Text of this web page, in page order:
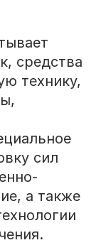
средства
технику,
сил
а также